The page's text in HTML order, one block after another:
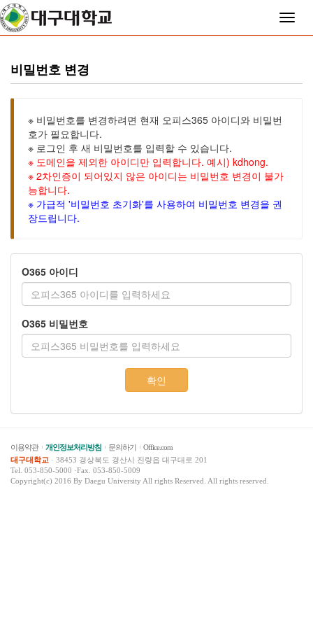
Toggle
비밀번호 변경
※ 비밀번호를 변경하려면 현재 오피스365 아이디와 비밀번
호가 필요합니다.
※ 로그인 후 새 비밀번호를 입력할 수 있습니다.
※ 도메인을 제외한 아이디만 입력합니다. 예시) kdhong.
※ 2차인증이 되어있지 않은 아이디는 비밀번호 변경이 불가
능합니다.
※ 가급적 '비밀번호 초기화'를 사용하여 비밀번호 변경을 권
장드립니다.
O365 아이디
O365 비밀번호
이용약관 개인정보처리방침 문의하기
Office.com
대구대학교 · 38453 경상북도 경산시 진량읍 대구대로 201
Tel. 053-850-5000 ·Fax. 053-850-5009
Copyright(c) 2016 By Daegu University All rights Reserved. All rights reserved.